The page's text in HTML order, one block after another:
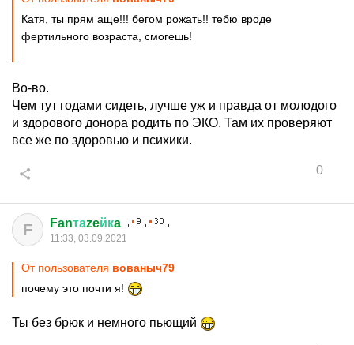
Катя, ты прям аще!!! бегом рожать!! тебю вроде
фертильного возраста, смогешь!
Во-во.
Чем тут годами сидеть, лучше уж и правда от молодого
и здорового донора родить по ЭКО. Там их проверяют
все же по здоровью и психики.
0
F Fanтаzeйкa
11:33, 03.09.2021
От пользователя вованыч79
почему это почти я!
Ты без брюк и немного пьющий